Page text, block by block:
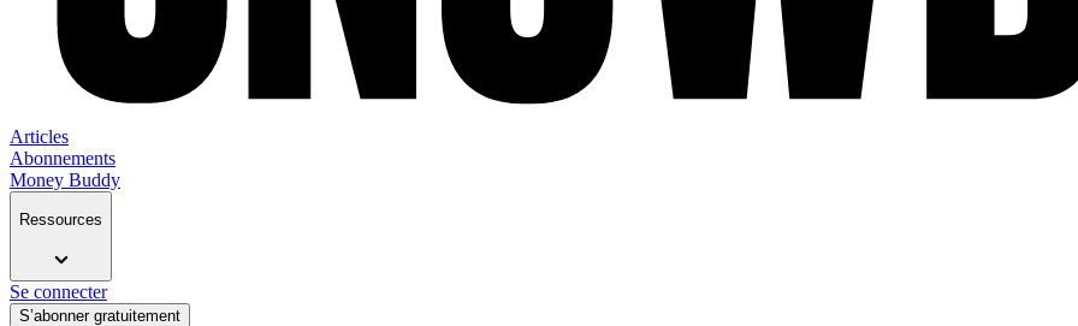
Articles
Abonnements
Money Buddy
Ressources
Se connecter
S’abonner gratuitement